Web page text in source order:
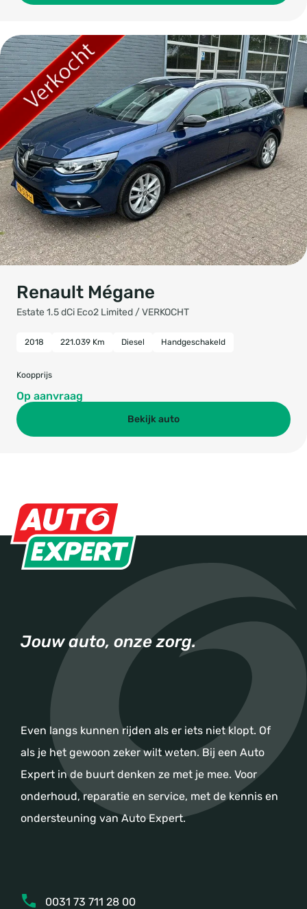
Renault Mégane
Estate 1.5 dCi Eco2 Limited / VERKOCHT
2018 221.039 Km Diesel Handgeschakeld
Koopprijs
Op aanvraag
Bekijk auto
Jouw auto, onze zorg.
Even langs kunnen rijden als er iets niet klopt. Of
als je het gewoon zeker wilt weten. Bij een Auto
Expert in de buurt denken ze met je mee. Voor
onderhoud, reparatie en service, met de kennis en
ondersteuning van Auto Expert.
0031 73 711 28 00